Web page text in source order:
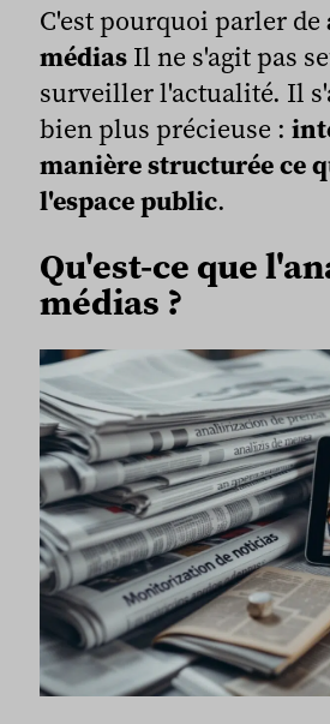
C'est pourquoi parler de
médias Il ne s'agit pas
surveiller l'actualité. Il
bien plus précieuse :
manière structurée ce
l'espace public.
Qu'est-ce que
médias ?